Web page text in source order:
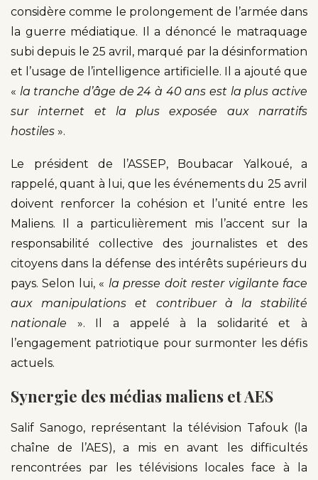
considère comme le prolongement de l’armée dans
la guerre médiatique. Il a dénoncé le matraquage
subi depuis le 25 avril, marqué par la désinformation
et l’usage de l’intelligence artificielle. Il a ajouté que
« la tranche d’âge de 24 à 40 ans est la plus active
sur internet et la plus exposée aux narratifs
hostiles ».
Le président de l’ASSEP, Boubacar Yalkoué, a
rappelé, quant à lui, que les événements du 25 avril
doivent renforcer la cohésion et l’unité entre les
Maliens. Il a particulièrement mis l’accent sur la
responsabilité collective des journalistes et des
citoyens dans la défense des intérêts supérieurs du
pays. Selon lui, « la presse doit rester vigilante face
aux manipulations et contribuer à la stabilité
nationale ». Il a appelé à la solidarité et à
l’engagement patriotique pour surmonter les défis
actuels.
Synergie des médias maliens et AES
Salif Sanogo, représentant la télévision Tafouk (la
chaîne de l’AES), a mis en avant les difficultés
rencontrées par les télévisions locales face à la